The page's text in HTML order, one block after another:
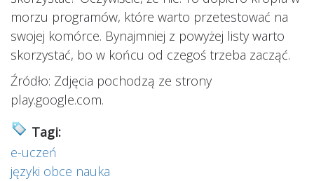
morzu programów, które warto przetestować na
swojej komórce. Bynajmniej z powyżej listy warto
skorzystać, bo w końcu od czegoś trzeba zacząć.
Źródło: Zdjęcia pochodzą ze strony
play.google.com.
Tagi:
e-uczeń
języki obce nauka